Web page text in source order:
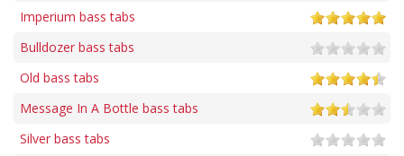
Imperium bass tabs
Bulldozer bass tabs
Old bass tabs
Message In A Bottle bass tabs
Silver bass tabs